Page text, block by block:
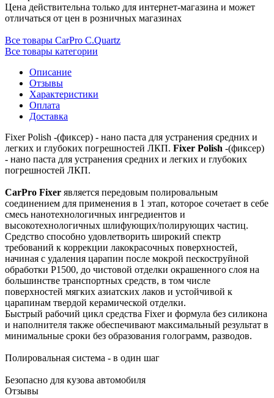
Цена действительна только для интернет-магазина и может
отличаться от цен в розничных магазинах
Все товары CarPro C.Quartz
Все товары категории
Описание
Отзывы
Характеристики
Оплата
Доставка
Fixer Polish -(фиксер) - нано паста для устранения средних и
легких и глубоких погрешностей ЛКП. Fixer Polish -(фиксер)
- нано паста для устранения средних и легких и глубоких
погрешностей ЛКП.
CarPro Fixer является передовым полировальным
соединением для применения в 1 этап, которое сочетает в себе
смесь нанотехнологичных ингредиентов и
высокотехнологичных шлифующих/полирующих частиц.
Средство способно удовлетворить широкий спектр
требований к коррекции лакокрасочных поверхностей,
начиная с удаления царапин после мокрой пескоструйной
обработки P1500, до чистовой отделки окрашенного слоя на
большинстве транспортных средств, в том числе
поверхностей мягких азиатских лаков и устойчивой к
царапинам твердой керамической отделки.
Быстрый рабочий цикл средства Fixer и формула без силикона
и наполнителя также обеспечивают максимальный результат в
минимальные сроки без образования голограмм, разводов.
Полировальная система - в один шаг
Безопасно для кузова автомобиля
Отзывы